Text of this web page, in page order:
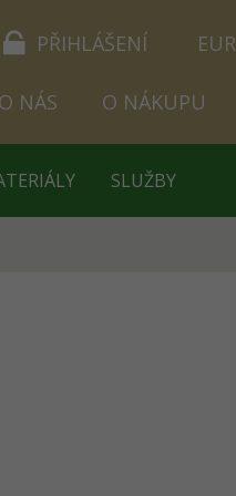
PŘIHLÁŠENÍ EUR
O NÁS O NÁKUPU
SLUŽBY